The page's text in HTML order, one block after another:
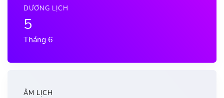
DƯƠNG LỊCH
5
Tháng 6
ÂM LỊCH